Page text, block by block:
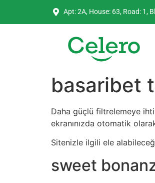
Apt: 2A, House: 63, Road: 1,
basaribet
Daha güçlü filtrelemeye
ekranınızda otomatik
Sitenizle ilgili ele
sweet